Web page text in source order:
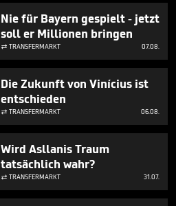
Nie für Bayern gespielt - jetzt
soll er Millionen bringen
 TRANSFERMARKT 07.08.
Die Zukunft von Vinícius ist
entschieden
 TRANSFERMARKT 06.08.
Wird Asllanis Traum
tatsächlich wahr?
 TRANSFERMARKT 31.07.